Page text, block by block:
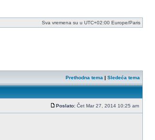
Sva vremena su u UTC+02:00 Europe/Paris
Prethodna tema | Sledeća tema
Poslato: Čet Mar 27, 2014 10:25 am